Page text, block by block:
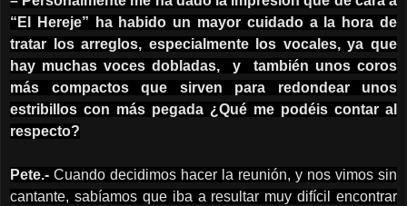
“El Hereje” ha habido un mayor cuidado a la hora de
tratar los arreglos, especialmente los vocales, ya que
hay muchas voces dobladas, y también unos coros
más compactos que sirven para redondear unos
estribillos con más pegada ¿Qué me podéis contar al
respecto?
Pete.- Cuando decidimos hacer la reunión, y nos vimos sin
cantante, sabíamos que iba a resultar muy difícil encontrar